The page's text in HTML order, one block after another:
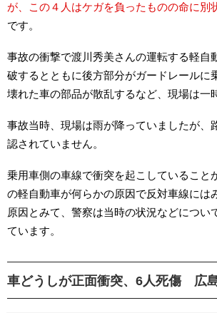
が、この４人はケガを負ったものの命に別
です。
事故の衝撃で渡川秀美さんの運転する軽自
破するとともに後方部分がガードレールに
壊れた車の部品が散乱するなど、現場は一
事故当時、現場は雨が降っていましたが、
認されていません。
乗用車側の車線で衝突を起こしていること
の軽自動車が何らかの原因で反対車線には
原因とみて、警察は当時の状況などについ
ています。
車どうしが正面衝突、6人死傷 広